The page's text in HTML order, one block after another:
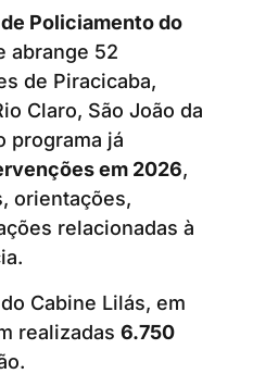
Policiamento do
abrange 52
de Piracicaba,
Claro, São João da
programa já
em 2026,
orientações,
relacionadas à
Cabine Lilás, em
realizadas 6.750